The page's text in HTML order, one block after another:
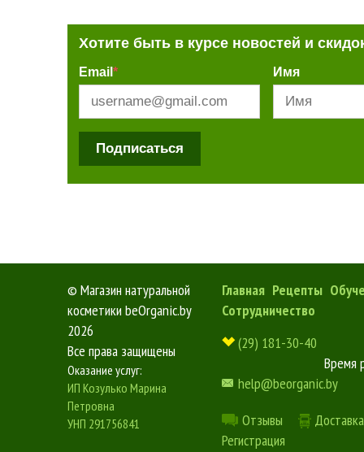
Хотите быть в курсе новостей и
Email * Имя
Подписаться
© Магазин натуральной
косметики beOrganic.by
2026
Все права защищены
Оказание услуг:
ИП Козулько Марина
Петровна
УНП 291756841
Главная Рецепты
Сотрудничество
(29) 181-30-40
Время
help@beorganic.by
Отзывы
Регистрация